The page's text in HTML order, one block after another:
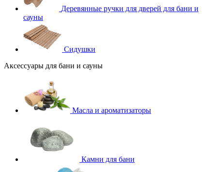
Деревянные ручки для дверей для бани и
сауны
Сидушки
Аксессуары для бани и сауны
Масла и ароматизаторы
Камни для бани